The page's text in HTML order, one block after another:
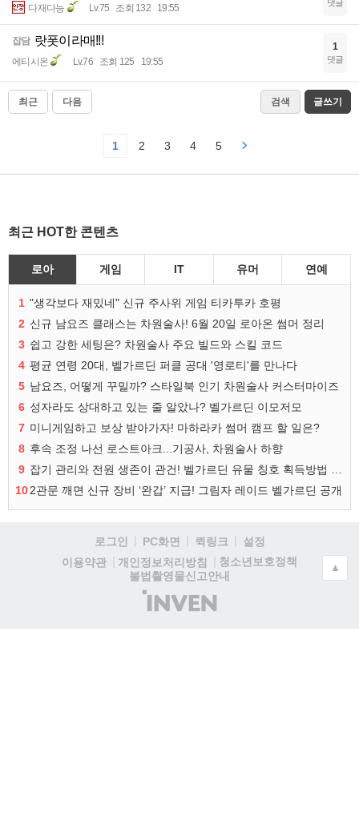
다재다능 Lv.75 조회 132 19:55 댓글
잡담 랏폿이라매!!!
에티시온 Lv.76 조회 125 19:55
1
댓글
최근 다음 검색 글쓰기
1 2 3 4 5
최근 HOT한 콘텐츠
로아 게임 IT 유머 연예
1 "생각보다 재밌네" 신규 주사위 게임 티카투카 호평
2 신규 남요즈 클래스는 차원술사! 6월 20일 로아온 썸머 정리
3 쉽고 강한 세팅은? 차원술사 주요 빌드와 스킬 코드
4 평균 연령 20대, 벨가르딘 퍼클 공대 '영로티'를 만나다
5 남요즈, 어떻게 꾸밀까? 스타일북 인기 차원술사 커스터마이즈
6 성자라도 상대하고 있는 줄 알았나? 벨가르딘 이모저모
7 미니게임하고 보상 받아가자! 마하라카 썸머 캠프 할 일은?
8 후속 조정 나선 로스트아크...기공사, 차원술사 하향
9
102관문 깨면 신규 장비 ‘완갑’ 지급! 그림자 레이드 벨가르딘 공개
로그인 PC화면 퀵링크
설정
이용약관
개인정보처리방침
청소년보호정책
불법촬영물신고안내
(주)
인
▲